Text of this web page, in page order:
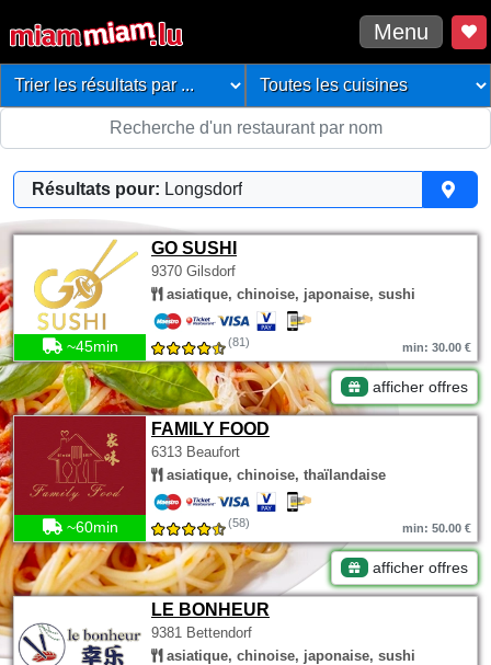
Menu
Résultats pour: Longsdorf
GO SUSHI
9370 Gilsdorf
asiatique, chinoise, japonaise, sushi
~45min (81) min: 30.00 €
afficher offres
FAMILY FOOD
6313 Beaufort
asiatique, chinoise, thaïlandaise
~60min (58) min: 50.00 €
afficher offres
LE BONHEUR
9381 Bettendorf
asiatique, chinoise, japonaise, sushi